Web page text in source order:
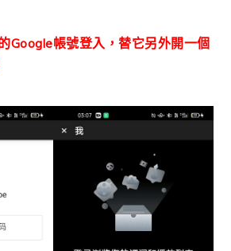
Google帳號登入，替它另外開一個